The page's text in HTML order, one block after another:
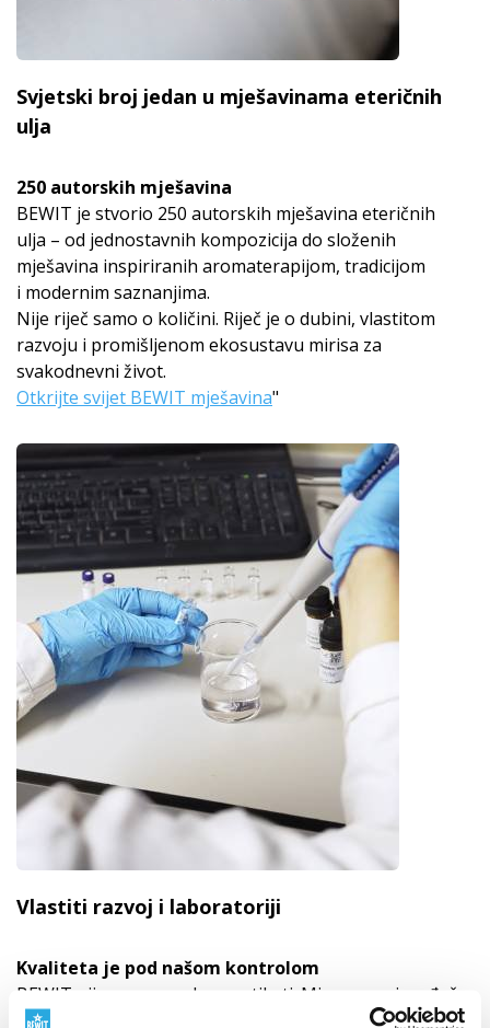
Svjetski broj jedan u mješavinama eteričnih
ulja
250 autorskih mješavina
BEWIT je stvorio 250 autorskih mješavina eteričnih
ulja – od jednostavnih kompozicija do složenih
mješavina inspiriranih aromaterapijom, tradicijom
i modernim saznanjima.
Nije riječ samo o količini. Riječ je o dubini, vlastitom
razvoju i promišljenom ekosustavu mirisa za
svakodnevni život.
Otkrijte svijet BEWIT mješavina"
Vlastiti razvoj i laboratoriji
Kvaliteta je pod našom kontrolom
BEWIT nije samo marka na etiketi. Mi smo proizvođač
s vlastitim razvojem, proizvodnjom, laboratorijima,